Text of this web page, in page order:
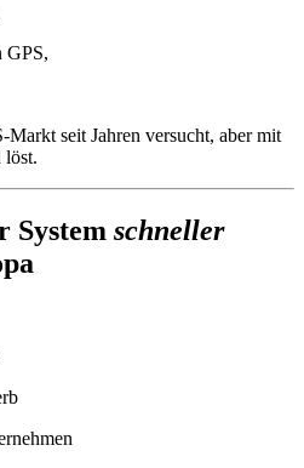
GPS,
Markt seit Jahren versucht, aber mit
löst.
System schneller